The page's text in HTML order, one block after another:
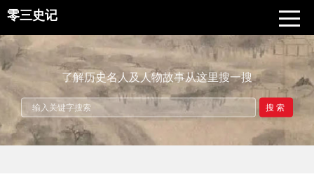
零三史记
了解历史名人及人物故事从这里搜一搜
搜索